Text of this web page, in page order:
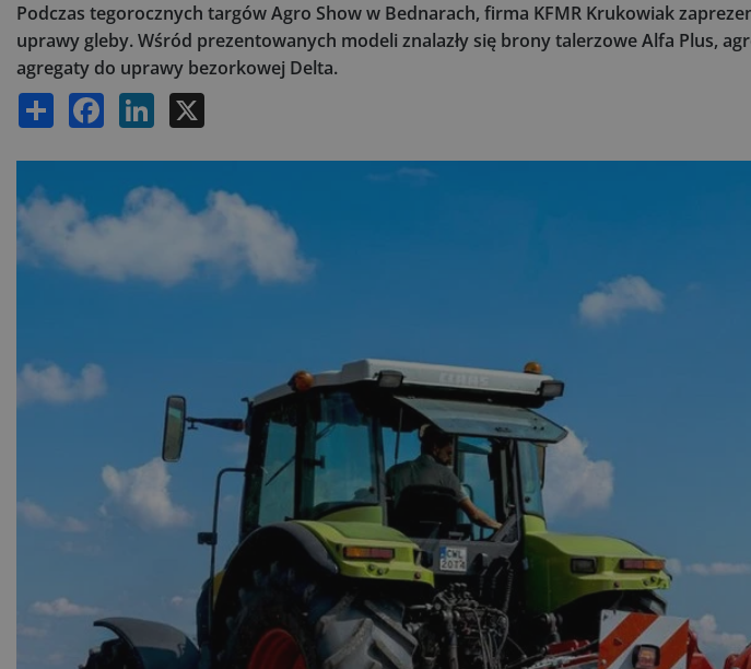
Podczas tegorocznych targów Agro Show w Bednarach, firma KFMR Krukowiak
uprawy gleby. Wśród prezentowanych modeli znalazły się brony talerzowe Alfa Plus,
agregaty do uprawy bezorkowej Delta.
Share Facebook LinkedIn